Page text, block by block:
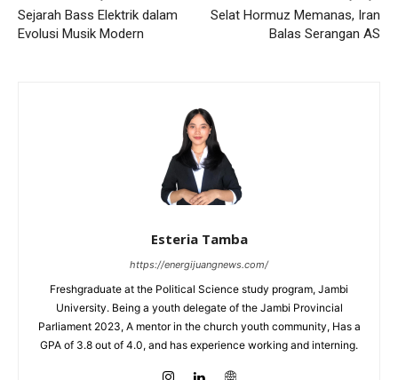
Sejarah Bass Elektrik dalam
Evolusi Musik Modern
Selat Hormuz Memanas, Iran
Balas Serangan AS
Esteria Tamba
https://energijuangnews.com/
Freshgraduate at the Political Science study program, Jambi
University. Being a youth delegate of the Jambi Provincial
Parliament 2023, A mentor in the church youth community, Has a
GPA of 3.8 out of 4.0, and has experience working and interning.